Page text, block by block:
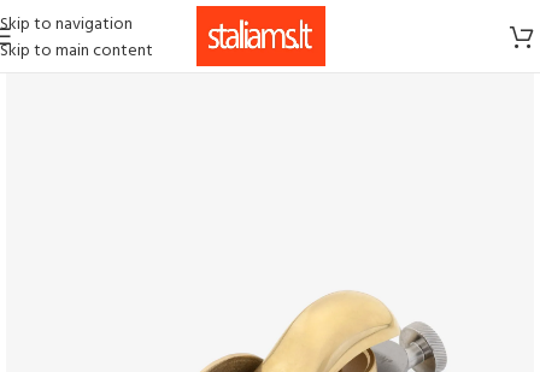
Skip to navigation
Skip to main content